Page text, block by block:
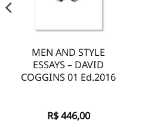
MEN AND STYLE
ESSAYS – DAVID
COGGINS 01 Ed.2016
R$446,00